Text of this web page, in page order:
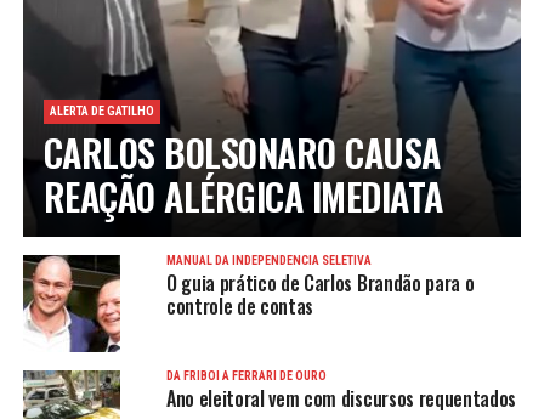
ALERTA DE GATILHO
CARLOS BOLSONARO CAUSA
REAÇÃO ALÉRGICA IMEDIATA
MANUAL DA INDEPENDÊNCIA SELETIVA
O guia prático de Carlos Brandão para o
controle de contas
DA FRIBOI À FERRARI DE OURO
Ano eleitoral vem com discursos requentados